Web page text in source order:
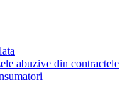
abuzive din contractele